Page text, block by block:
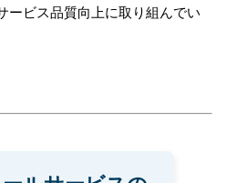
ービス品質向上に取り組んでい